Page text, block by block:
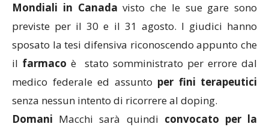
Mondiali in Canada visto che le sue gare sono
previste per il 30 e il 31 agosto. I giudici hanno
sposato la tesi difensiva riconoscendo appunto che
il farmaco è stato somministrato per errore dal
medico federale ed assunto per fini terapeutici
senza nessun intento di ricorrere al doping.
Domani Macchi sarà quindi convocato per la